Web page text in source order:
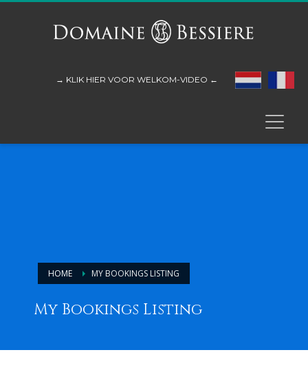
→ KLIK HIER VOOR WELKOM-VIDEO ←
HOME MY BOOKINGS LISTING
My Bookings Listing